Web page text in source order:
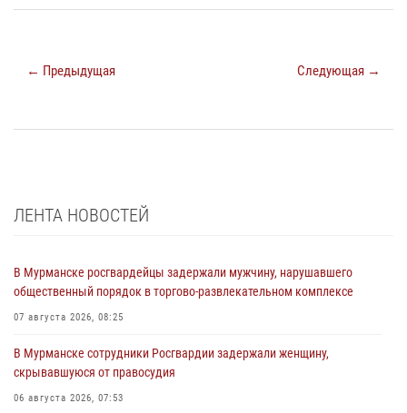
← Предыдущая Следующая →
ЛЕНТА НОВОСТЕЙ
В Мурманске росгвардейцы задержали мужчину, нарушавшего
общественный порядок в торгово-развлекательном комплексе
07 августа 2026, 08:25
В Мурманске сотрудники Росгвардии задержали женщину,
скрывавшуюся от правосудия
06 августа 2026, 07:53